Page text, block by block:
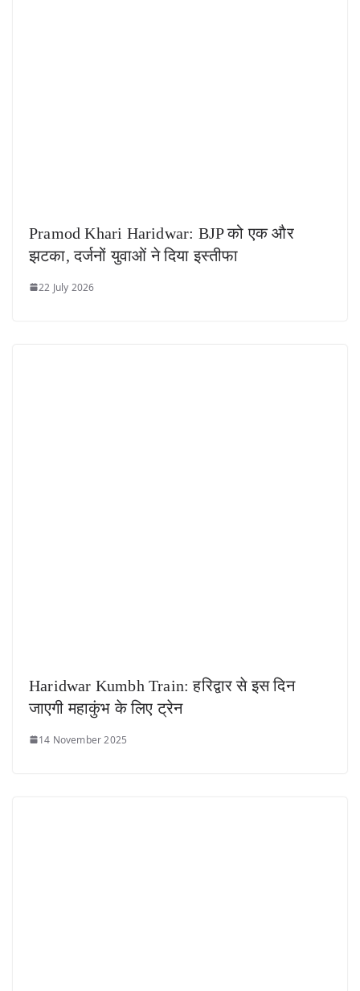
Pramod Khari Haridwar: BJP को एक और
झटका, दर्जनों युवाओं ने दिया इस्तीफा
22 July 2026
Haridwar Kumbh Train: हरिद्वार से इस दिन
जाएगी महाकुंभ के लिए ट्रेन
14 November 2025